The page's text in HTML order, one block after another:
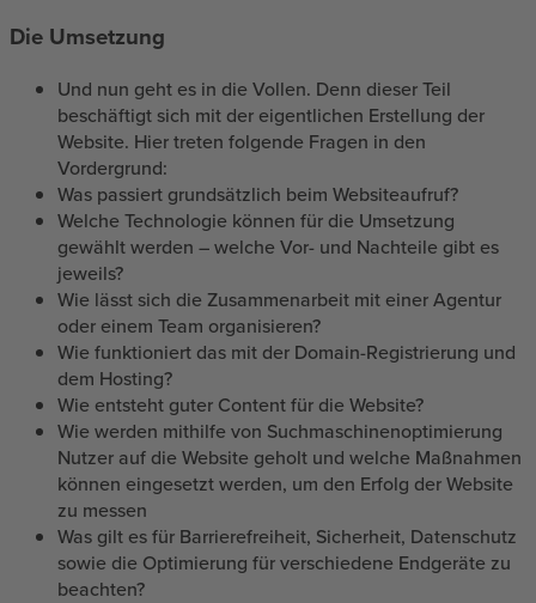
Die Umsetzung
Und nun geht es in die Vollen. Denn dieser Teil
beschäftigt sich mit der eigentlichen Erstellung der
Website. Hier treten folgende Fragen in den
Vordergrund:
Was passiert grundsätzlich beim Websiteaufruf?
Welche Technologie können für die Umsetzung
gewählt werden – welche Vor- und Nachteile gibt es
jeweils?
Wie lässt sich die Zusammenarbeit mit einer Agentur
oder einem Team organisieren?
Wie funktioniert das mit der Domain-Registrierung und
dem Hosting?
Wie entsteht guter Content für die Website?
Wie werden mithilfe von Suchmaschinenoptimierung
Nutzer auf die Website geholt und welche Maßnahmen
können eingesetzt werden, um den Erfolg der Website
zu messen
Was gilt es für Barrierefreiheit, Sicherheit, Datenschutz
sowie die Optimierung für verschiedene Endgeräte zu
beachten?